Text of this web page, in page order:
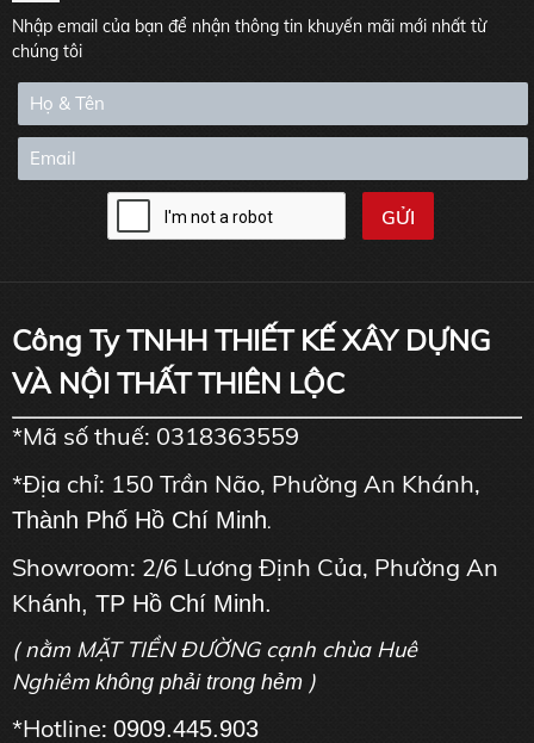
Nhập email của bạn để nhận thông tin khuyến mãi mới nhất từ
chúng tôi
Công Ty TNHH THIẾT KẾ XÂY DỰNG
VÀ NỘI THẤT THIÊN LỘC
*Mã số thuế: 0318363559
*Địa chỉ: 150 Trần Não, Phường An Khánh,
Thành Phố Hồ Chí Minh.
Showroom: 2/6 Lương Định Của, Phường An
Khánh, TP Hồ Chí Minh.
( nằm MẶT TIỀN ĐƯỜNG cạnh chùa Huê
Nghiêm không phải trong hẻm )
*Hotline: 0909.445.903